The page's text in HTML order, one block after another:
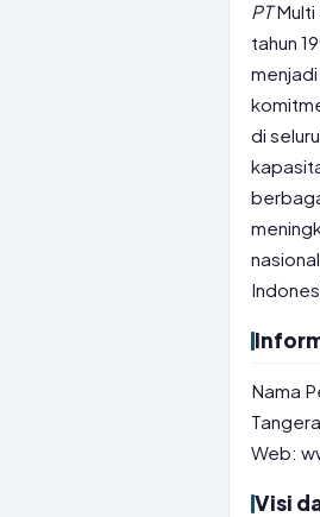
PTMulti
tahun
di
Nama
Web:
Visi